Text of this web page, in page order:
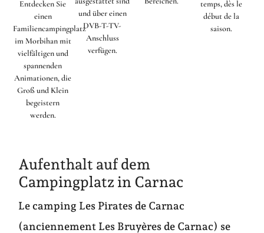
Entdecken Sie
einen
Familiencampingplatz
im Morbihan mit
vielfältigen und
spannenden
Animationen, die
Groß und Klein
begeistern
werden.
und über einen
DVB-T-TV-
Anschluss
verfügen.
temps, dès le
début de la
saison.
Aufenthalt auf dem
Campingplatz in Carnac
Le camping Les Pirates de Carnac
(anciennement Les Bruyères de Carnac) se